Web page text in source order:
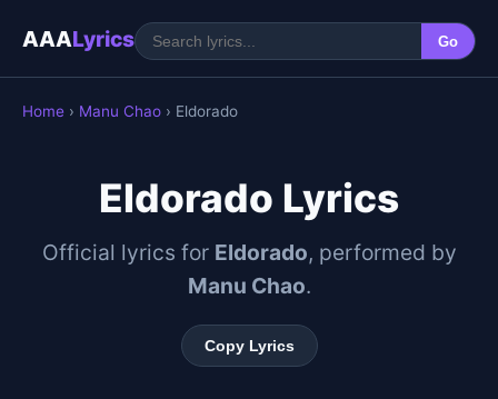
AAALyrics Go
Home › Manu Chao › Eldorado
Eldorado Lyrics
Official lyrics for Eldorado, performed by
Manu Chao.
Copy Lyrics